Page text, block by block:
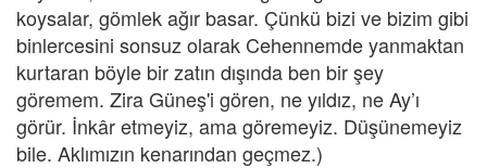
koysalar, gömlek ağır basar. Çünkü bizi ve bizim gibi
binlercesini sonsuz olarak Cehennemde yanmaktan
kurtaran böyle bir zatın dışında ben bir şey
göremem. Zira Güneş'i gören, ne yıldız, ne Ay’ı
görür. İnkâr etmeyiz, ama göremeyiz. Düşünemeyiz
bile. Aklımızın kenarından geçmez.)